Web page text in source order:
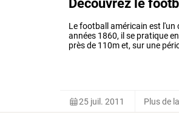
Lefootballaméricain est l'un
années 1860, ilse pratique
prèsde 110met, sur une
25 juil. 2011 Plus de